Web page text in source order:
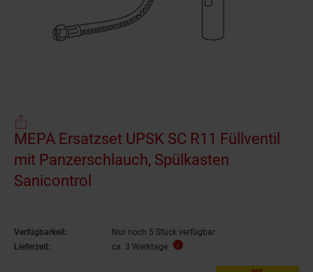
MEPA Ersatzset UPSK SC R11 Füllventil
mit Panzerschlauch, Spülkasten
Sanicontrol
Verfügbarkeit:
Nur noch 5 Stück verfügbar
Lieferzeit:
ca. 3 Werktage